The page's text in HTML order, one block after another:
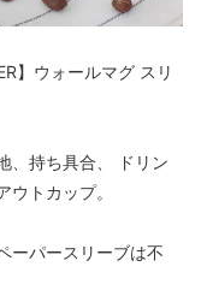
】ウォールマグ スリ
、持ち具合、 ドリン
トカップ。
ーパースリーブは不